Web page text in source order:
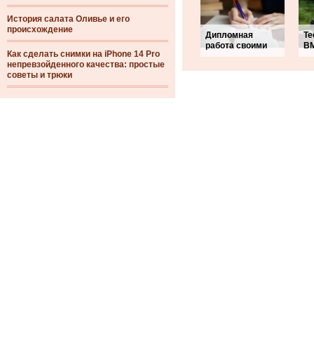
История салата Оливье и его
происхождение
Как сделать снимки на iPhone 14 Pro
непревзойденного качества: простые
советы и трюки
Дипломная
работа своими